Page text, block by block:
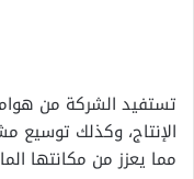
تستفيد الشركة من
الإنتاج، وكذلك توسيع
مما يعزز من مكانتها